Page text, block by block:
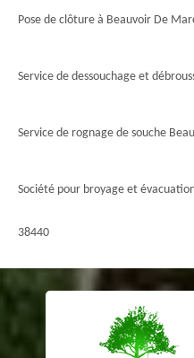
Pose de clôture à Beauvoir De
Service de dessouchage et
Service de rognage de souche
Société pour broyage et
38440